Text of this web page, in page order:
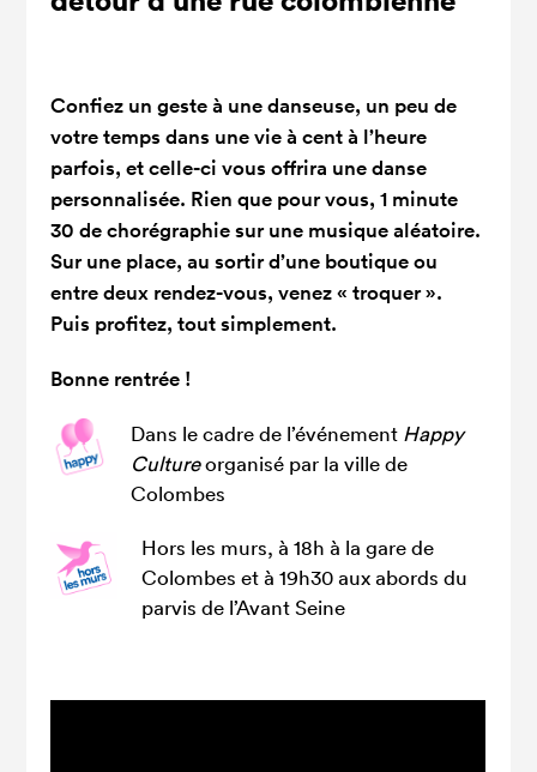
Confiez un geste à une danseuse, un peu de
votre temps dans une vie à cent à l’heure
parfois, et celle-ci vous offrira une danse
personnalisée. Rien que pour vous, 1 minute
30 de chorégraphie sur une musique aléatoire.
Sur une place, au sortir d’une boutique ou
entre deux rendez-vous, venez « troquer ».
Puis profitez, tout simplement.
Bonne rentrée !
Dans le cadre de l’événement Happy
Cultureorganisé par la ville de
Colombes
Hors les murs, à 18h à la gare de
Colombes et à 19h30 aux abords du
parvis de l’Avant Seine